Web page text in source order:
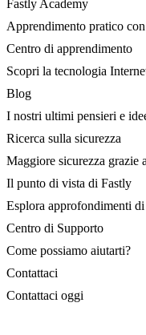
Fastly Academy
Apprendimento pratico
Centro di apprendimento
Scopri la tecnologia
Blog
I nostri ultimi pensieri e
Ricerca sulla sicurezza
Maggiore sicurezza grazie
Il punto di vista di Fastly
Esplora approfondimenti di
Centro di Supporto
Come possiamo aiutarti?
Contattaci
Contattaci oggi